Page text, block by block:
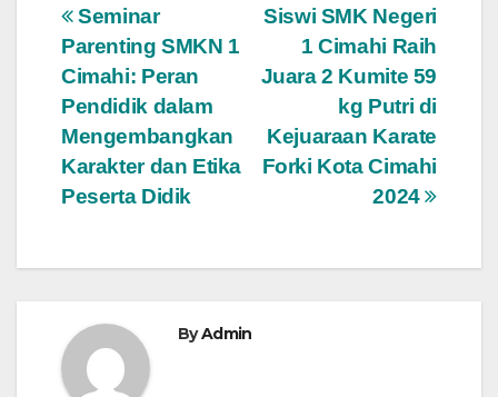
Post
navigation
Siswi SMK Negeri
1 Cimahi Raih
Juara 2 Kumite 59
kg Putri di
Kejuaraan Karate
Forki Kota Cimahi
2024
Seminar
Parenting SMKN 1
Cimahi: Peran
Pendidik dalam
Mengembangkan
Karakter dan Etika
Peserta Didik
ByAdmin